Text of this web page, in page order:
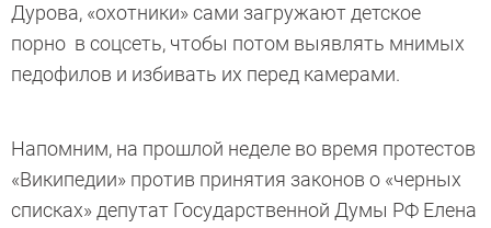
Дурова, «охотники» сами загружают детское
порно в соцсеть, чтобы потом выявлять мнимых
педофилов и избивать их перед камерами.
Напомним, на прошлой неделе во время протестов
«Википедии» против принятия законов о «черных
списках» депутат Государственной Думы РФ Елена